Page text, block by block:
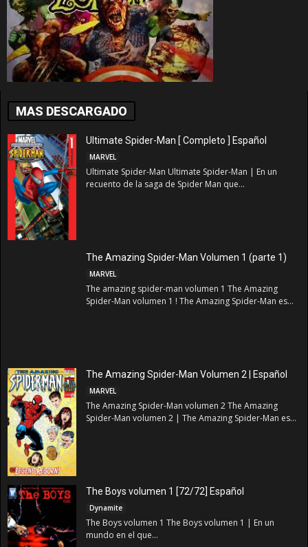
MAS DESCARGADO
Ultimate Spider-Man [ Completo ] Español
MARVEL
Ultimate Spider-Man Ultimate Spider-Man | En un
recuento de la saga de Spider Man que...
The Amazing Spider-Man Volumen 1 (parte 1)
MARVEL
The amazing spider-man volumen 1 The Amazing
Spider-Man volumen 1 ! The Amazing Spider-Man es...
The Amazing Spider-Man Volumen 2 | Español
MARVEL
The Amazing Spider-Man volumen 2 The Amazing
Spider-Man volumen 2 | The Amazing Spider-Man es...
The Boys volumen 1 [72/72] Español
Dynamite
The Boys volumen 1 The Boys volumen 1 | En un
mundo en el que...